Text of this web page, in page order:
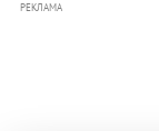
РЕКЛАМА